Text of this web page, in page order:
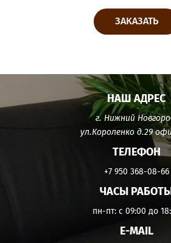
ЗАКАЗАТЬ
НАШ АДРЕС
г. Нижний
ул.Короленко д.29
ТЕЛЕФОН
+7 950 368-08-66
ЧАСЫ РАБОТЫ
пн-пт: с 09:00 до
E-MAIL